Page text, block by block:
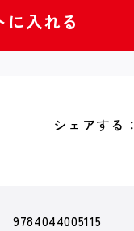
シェアする：
9784044005115